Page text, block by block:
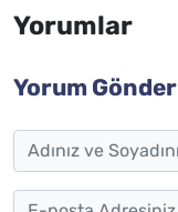
Yorumlar
Yorum Gönder